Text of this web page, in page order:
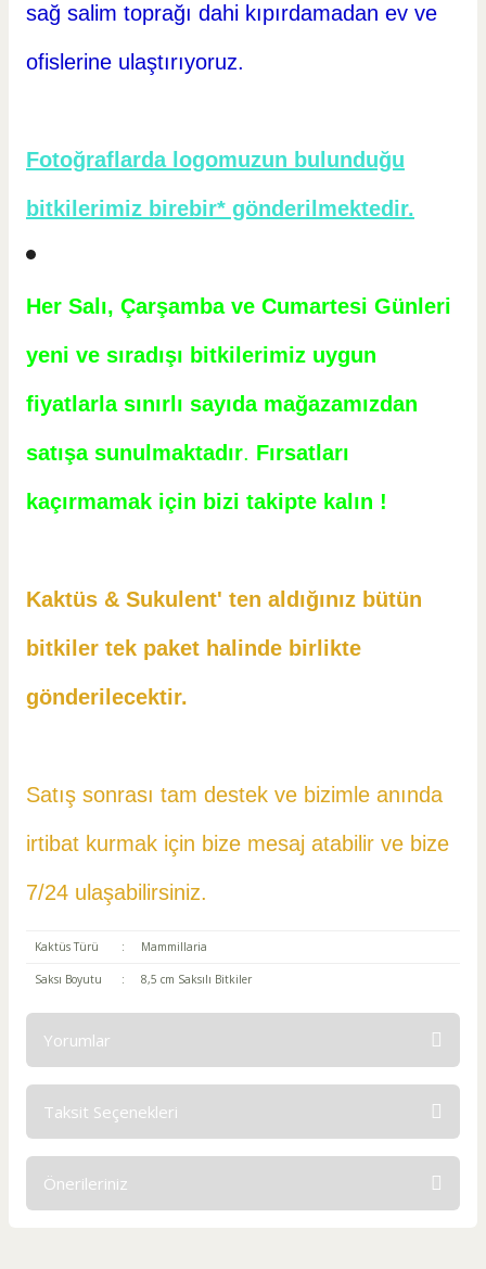
sağ salim toprağı dahi kıpırdamadan ev ve
ofislerine ulaştırıyoruz.
Fotoğraflarda logomuzun bulunduğu
bitkilerimiz birebir* gönderilmektedir.
Her Salı, Çarşamba ve Cumartesi Günleri
yeni ve sıradışı bitkilerimiz uygun
fiyatlarla sınırlı sayıda mağazamızdan
satışa sunulmaktadır. Fırsatları
kaçırmamak için bizi takipte kalın !
Kaktüs & Sukulent' ten aldığınız bütün
bitkiler tek paket halinde birlikte
gönderilecektir.
Satış sonrası tam destek ve bizimle anında
irtibat kurmak için bize mesaj atabilir ve bize
7/24 ulaşabilirsiniz.
Kaktüs Türü : Mammillaria
Saksı Boyutu : 8,5 cm Saksılı Bitkiler
Yorumlar
Taksit Seçenekleri
Önerileriniz